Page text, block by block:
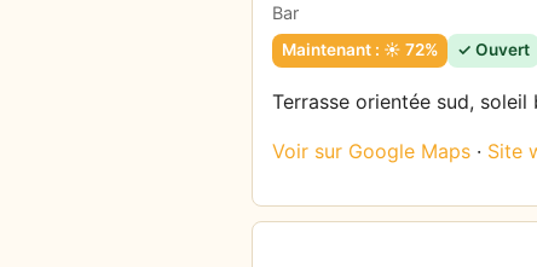
Bar
Maintenant : ☀️ 72% ✓ Ouvert
Terrasse orientée sud,
Voir sur Google Maps · Site